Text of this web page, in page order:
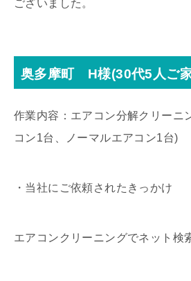
ございました。
奥多摩町 H様(30代5人ご
作業内容：エアコン分解クリーニ
コン1台、ノーマルエアコン1台)
・当社にご依頼されたきっかけ
エアコンクリーニングでネット検